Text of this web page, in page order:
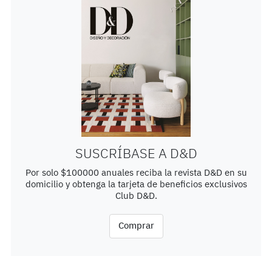
SUSCRÍBASE A D&D
Por solo $100000 anuales reciba la revista D&D en su
domicilio y obtenga la tarjeta de beneficios exclusivos
Club D&D.
Comprar